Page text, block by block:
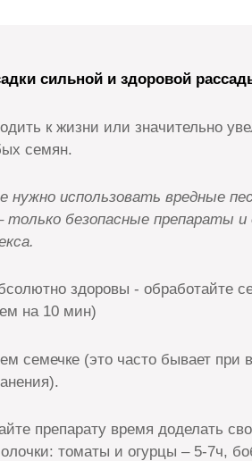
сильной и здоровой
к жизни или значительно
семян.
нужно использовать вредные
только безопасные препараты
здоровы - обработайте
на 10 мин)
семечке (это часто бывает при
препарату время доделать
томаты и огурцы – 5-7ч,